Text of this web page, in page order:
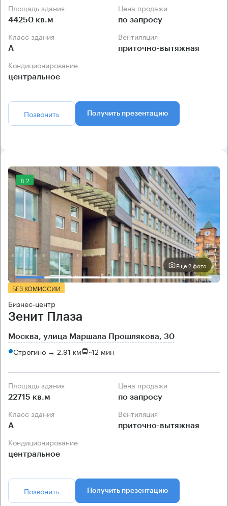
Площадь здания
44250 кв.м
Цена продажи
по запросу
Класс здания
А
Вентиляция
приточно-вытяжная
Кондиционирование
центральное
Позвонить Получить презентацию
8.2
Еще 2 фото
БЕЗ КОМИССИИ
Бизнес-центр
Зенит Плаза
Москва, улица Маршала Прошлякова, 30
Строгино → 2.91 км ~12 мин
Площадь здания
22715 кв.м
Цена продажи
по запросу
Класс здания
А
Вентиляция
приточно-вытяжная
Кондиционирование
центральное
Позвонить Получить презентацию